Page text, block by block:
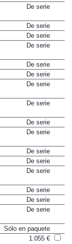
De serie
De serie
De serie
De serie
De serie
De serie
De serie
De serie
De serie
Sólo en paquete